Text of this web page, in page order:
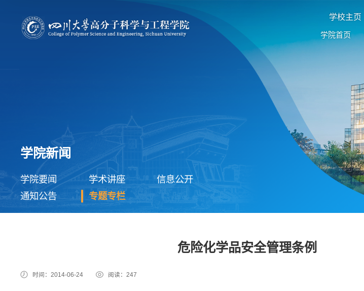
学校主页
学院首页
学院新闻
学院要闻 学术讲座
信息公开
通知公告
专题专栏
危险化学品安全管理条例
时间：2014-06-24 阅读： 247